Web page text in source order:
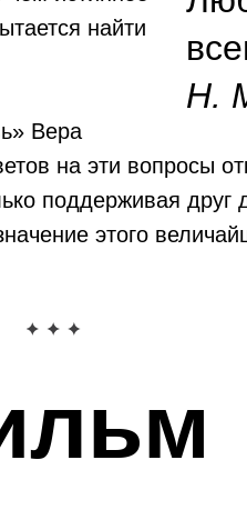
Н.
найти
Вера
на эти вопросы
поддерживая друг
этого